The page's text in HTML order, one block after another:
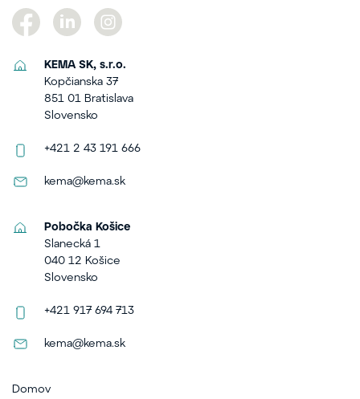
KEMA SK, s.r.o.
Kopčianska 37
851 01 Bratislava
Slovensko
+421 2 43 191 666
kema@kema.sk
Pobočka Košice
Slanecká 1
040 12 Košice
Slovensko
+421 917 694 713
kema@kema.sk
Domov